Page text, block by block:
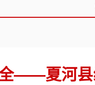
——夏河县